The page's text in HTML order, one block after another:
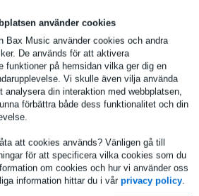
använder cookies
Bax Music använder cookies och andra
De används för att aktivera
funktioner på hemsidan vilka ger dig en
Vi skulle även vilja använda
analysera din interaktion med webbplatsen,
förbättra både dess funktionalitet och din
att cookies används? Vänligen gå till
för att specificera vilka cookies som du
om cookies och hur vi använder oss
information hittar du i vår privacy policy.